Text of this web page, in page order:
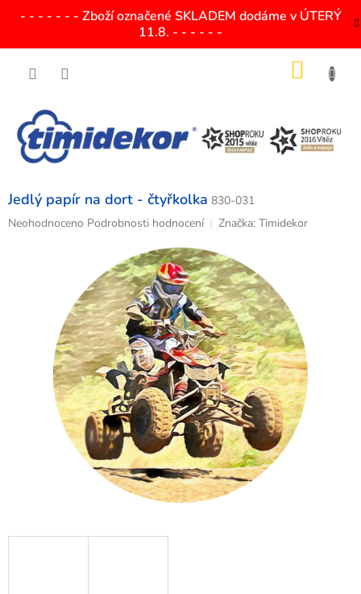
- - - - - - - Zboží označené SKLADEM dodáme v ÚTERÝ
11.8. - - - - - -
Jedlý papír na dort - čtyřkolka 830-031
Průměrné
Neohodnoceno Podrobnosti hodnocení Značka: Timidekor